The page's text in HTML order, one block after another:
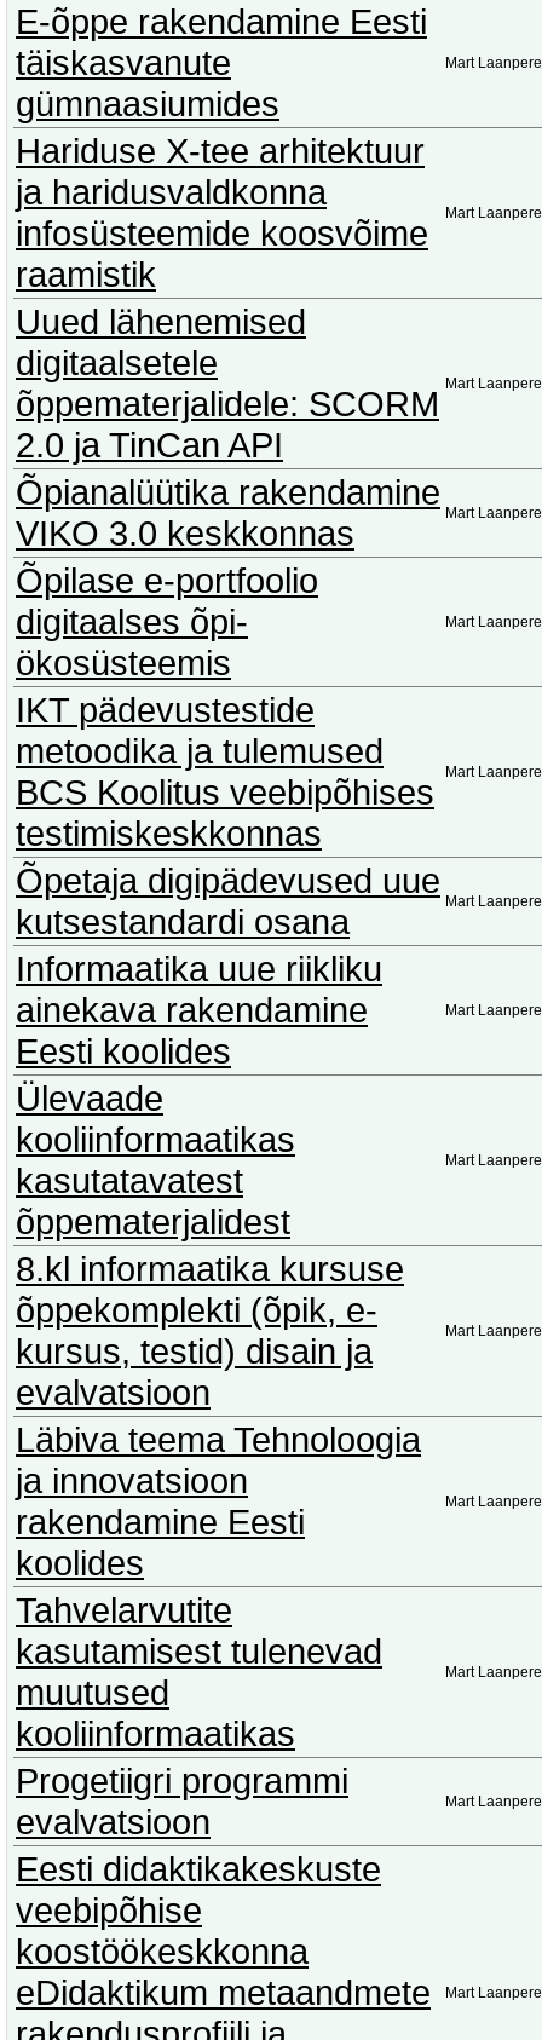
E-õppe rakendamine Eesti
täiskasvanute
gümnaasiumides
Mart Laanpere
Hariduse X-tee arhitektuur
ja haridusvaldkonna
infosüsteemide koosvõime
raamistik
Mart Laanpere
Uued lähenemised
digitaalsetele
õppematerjalidele: SCORM
2.0 ja TinCan API
Mart Laanpere
Õpianalüütika rakendamine
VIKO 3.0 keskkonnas
Mart Laanpere
Õpilase e-portfoolio
digitaalses õpi-
ökosüsteemis
Mart Laanpere
IKT pädevustestide
metoodika ja tulemused
BCS Koolitus veebipõhises
testimiskeskkonnas
Mart Laanpere
Õpetaja digipädevused uue
kutsestandardi osana
Mart Laanpere
Informaatika uue riikliku
ainekava rakendamine
Eesti koolides
Mart Laanpere
Ülevaade
kooliinformaatikas
kasutatavatest
õppematerjalidest
Mart Laanpere
8.kl informaatika kursuse
õppekomplekti (õpik, e-
kursus, testid) disain ja
evalvatsioon
Mart Laanpere
Läbiva teema Tehnoloogia
ja innovatsioon
rakendamine Eesti
koolides
Mart Laanpere
Tahvelarvutite
kasutamisest tulenevad
muutused
kooliinformaatikas
Mart Laanpere
Progetiigri programmi
evalvatsioon
Mart Laanpere
Eesti didaktikakeskuste
veebipõhise
koostöökeskkonna
eDidaktikum metaandmete
Mart Laanpere